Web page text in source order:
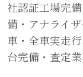
社認証工場完
備・アナライ
車・全車実走
台完備・査定